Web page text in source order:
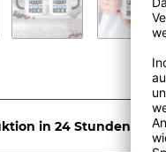
in 24 Stunden